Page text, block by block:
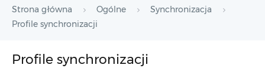
Strona główna Ogólne
Synchronizacja
Profile synchronizacji
Profile synchronizacji